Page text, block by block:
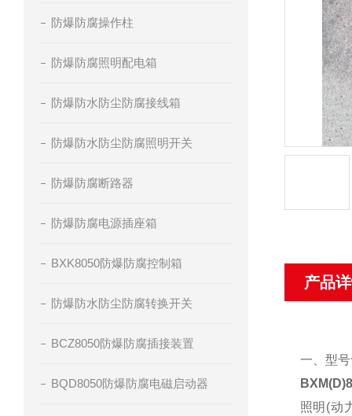
防爆防腐操作柱
防爆防腐照明配电箱
防爆防水防尘防腐接线箱
防爆防水防尘防腐照明开关
防爆防腐断路器
防爆防腐电源插座箱
BXK8050防爆防腐控制箱
防爆防水防尘防腐转换开关
BCZ8050防爆防腐插接装置
BQD8050防爆防腐电磁启动器
产品
一、型
照明(动